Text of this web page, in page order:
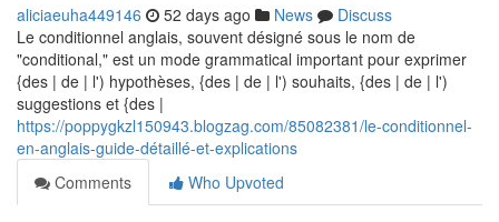
aliciaeuha449146 52 days ago News
Discuss
Le conditionnel anglais, souvent désigné sous le nom de
"conditional," est un mode grammatical important pour exprimer
{des | de | l') hypothèses, {des | de | l') souhaits, {des | de | l')
suggestions et {des |
https://poppygkzl150943.blogzag.com/85082381/le-conditionnel-
en-anglais-guide-détaillé-et-explications
Comments
Who Upvoted